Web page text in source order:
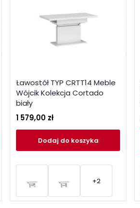
Ławostół TYP CRTT14 Meble
Wójcik Kolekcja Cortado
biały
1 579,00 zł
Dodaj do koszyka
+2